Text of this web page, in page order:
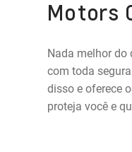
Motors
Nada melhor do
com toda
disso e oferece
proteja você e